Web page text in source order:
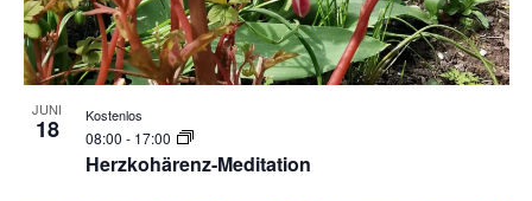
JUNI
18
Herzkohärenz-Meditation
08:00 - 17:00
Kostenlos